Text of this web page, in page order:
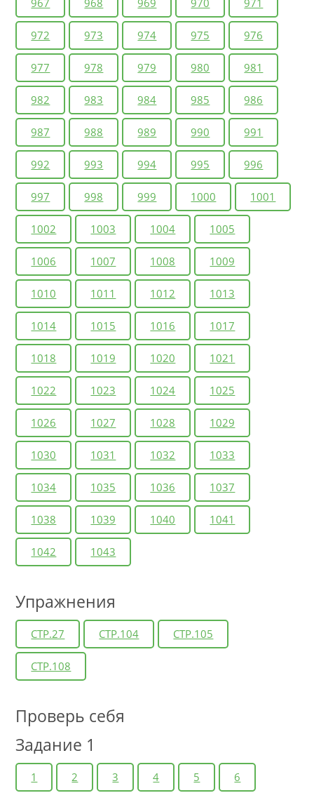
972 973 974 975 976
977 978 979 980 981
982 983 984 985 986
987 988 989 990 991
992 993 994 995 996
997 998 999 1000 1001
1002 1003 1004 1005
1006 1007 1008 1009
1010 1011 1012 1013
1014 1015 1016 1017
1018 1019 1020 1021
1022 1023 1024 1025
1026 1027 1028 1029
1030 1031 1032 1033
1034 1035 1036 1037
1038 1039 1040 1041
1042 1043
Упражнения
СТР.27 СТР.104 СТР.105
СТР.108
Проверь себя
Задание 1
1 2 3 4 5 6